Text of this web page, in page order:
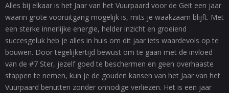
Alles bij elkaar is het Jaar van het Vuurpaard voor de Geit een jaar
waarin grote vooruitgang mogelijk is, mits je waakzaam blijft. Met
een sterke innerlijke energie, helder inzicht en groeiend
succesgeluk heb je alles in huis om dit jaar iets waardevols op te
bouwen. Door tegelijkertijd bewust om te gaan met de invloed
van de #7 Ster, jezelf goed te beschermen en geen overhaaste
stappen te nemen, kun je de gouden kansen van het Jaar van het
Vuurpaard benutten zonder onnodige verliezen. Het is een jaar